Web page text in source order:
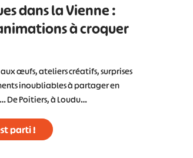
dans la Vienne :
à croquer
aux œufs, ateliers créatifs, surprises
inoubliables à partager en
De Poitiers, à Loudu…
parti !